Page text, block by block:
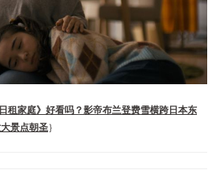
日租家庭》好看吗？影帝布兰登费雪横跨日本东
景点朝圣｝